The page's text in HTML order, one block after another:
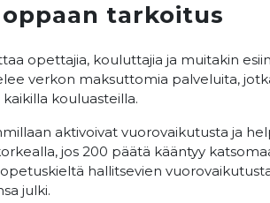
tarkoitus
opettajia, kouluttajia ja muitakin
verkon maksuttomia palveluita,
kouluasteilla.
aktivoivat vuorovaikutusta ja
jos 200 päätä kääntyy
hallitsevien
julki.